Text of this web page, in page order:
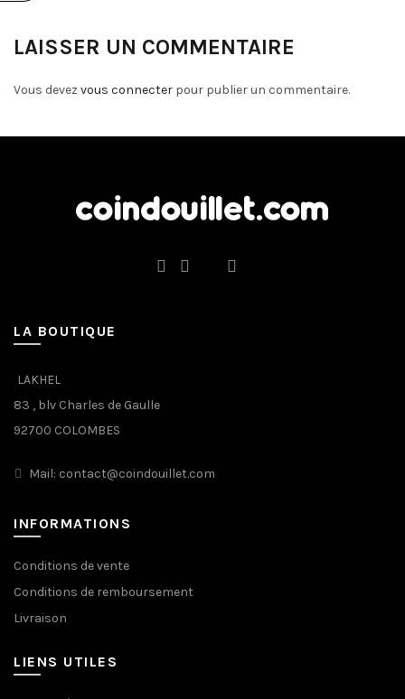
LAISSER UN COMMENTAIRE
Vous devez vous connecter pour publier un commentaire.
LA BOUTIQUE
LAKHEL
83 , blv Charles de Gaulle
92700 COLOMBES
Mail: contact@coindouillet.com
INFORMATIONS
Conditions de vente
Conditions de remboursement
Livraison
LIENS UTILES